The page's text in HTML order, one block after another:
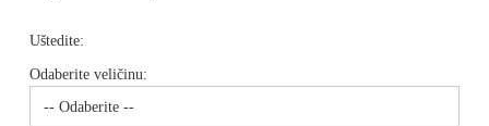
Uštedite:
Odaberite veličinu: